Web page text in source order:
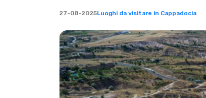
27-08-2025Luoghi da visitare in Cappadocia